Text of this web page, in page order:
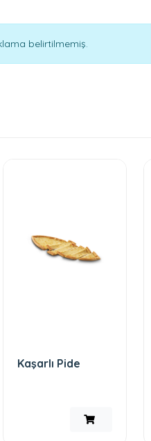
belirtilmemiş.
Kaşarlı Pide